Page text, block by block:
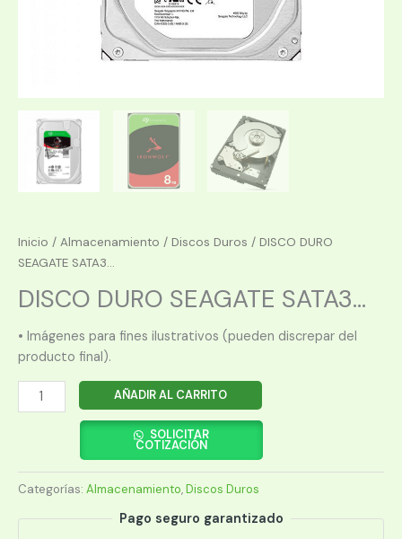
Inicio / Almacenamiento / Discos Duros / DISCO DURO
SEAGATE SATA3...
DISCO DURO SEAGATE SATA3...
• Imágenes para fines ilustrativos (pueden discrepar del
producto final).
DISCO
DURO
8TB
IRONWOLF
AÑADIR AL CARRITO
SOLICITAR
COTIZACIÓN
Categorías: Almacenamiento,Discos Duros
Pago seguro garantizado